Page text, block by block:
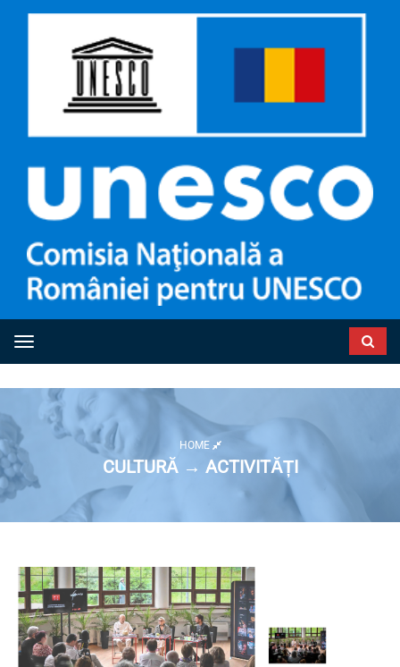
Toggle navigation
HOME
CULTURĂ → ACTIVITĂȚI